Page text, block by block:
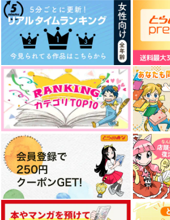
お兄ちゃんにまかせ
ろ！
お星さまとうめぼし
473円（税込）
虎杖悠仁×脹相
サンプル
作品詳細
リチュアルホロウ
bibi
1,100円（税込）
五条悟×虎杖悠仁
サンプル
作品詳細
ビューティフルデイズ
帰路
472円（税込）
呪術廻戦
五条悟×虎杖悠仁
サンプル
カート
彼の人の話
無常讃歌
専売 787円（税込）
呪術廻戦
五条悟×虎杖悠仁
サンプル
カート